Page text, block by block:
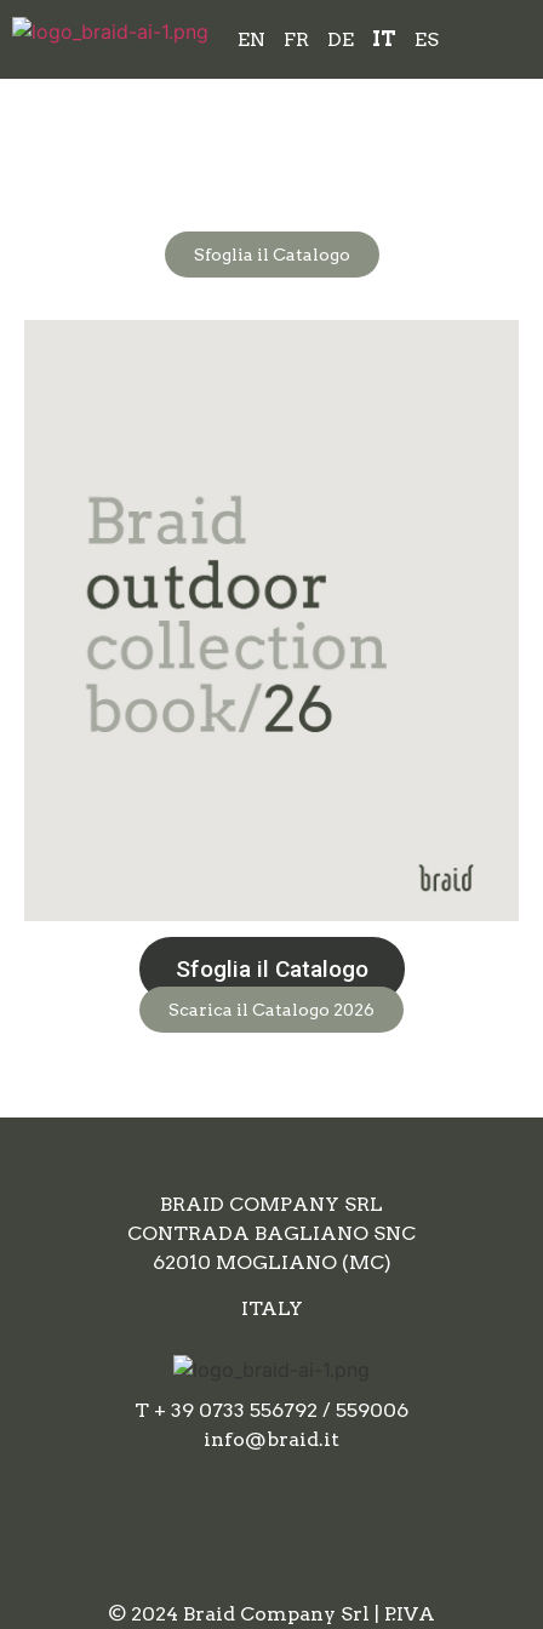
EN FR DE IT ES
Sfoglia il Catalogo
Sfoglia il Catalogo
Scarica il Catalogo 2026
BRAID COMPANY SRL
CONTRADA BAGLIANO SNC
62010 MOGLIANO (MC)
ITALY
T + 39 0733 556792 / 559006
info@braid.it
© 2024 Braid Company Srl | P.IVA